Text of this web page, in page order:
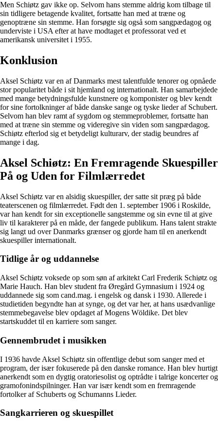
Men Schiøtz gav ikke op. Selvom hans stemme aldrig kom tilbage til
sin tidligere betagende kvalitet, fortsatte han med at træne og
genoptræne sin stemme. Han forsøgte sig også som sangpædagog og
underviste i USA efter at have modtaget et professorat ved et
amerikansk universitet i 1955.
Konklusion
Aksel Schiøtz var en af ​​Danmarks mest talentfulde tenorer og opnåede
stor popularitet både i sit hjemland og internationalt. Han samarbejdede
med mange betydningsfulde kunstnere og komponister og blev kendt
for sine fortolkninger af både danske sange og tyske lieder af Schubert.
Selvom han blev ramt af sygdom og stemmeproblemer, fortsatte han
med at træne sin stemme og videregive sin viden som sangpædagog.
Schiøtz efterlod sig et betydeligt kulturarv, der stadig beundres af
mange i dag.
Aksel Schiøtz: En Fremragende Skuespiller
På og Uden for Filmlærredet
Aksel Schiøtz var en alsidig skuespiller, der satte sit præg på både
teaterscenen og filmlærredet. Født den 1. september 1906 i Roskilde,
var han kendt for sin exceptionelle sangstemme og sin evne til at give
liv til karakterer på en måde, der fangede publikum. Hans talent strakte
sig langt ud over Danmarks grænser og gjorde ham til en anerkendt
skuespiller internationalt.
Tidlige år og uddannelse
Aksel Schiøtz voksede op som søn af arkitekt Carl Frederik Schiøtz og
Marie Hauch. Han blev student fra Øregård Gymnasium i 1924 og
uddannede sig som cand.mag. i engelsk og dansk i 1930. Allerede i
studietiden begyndte han at synge, og det var her, at hans usædvanlige
stemmebegavelse blev opdaget af Mogens Wöldike. Det blev
startskuddet til en karriere som sanger.
Gennembrudet i musikken
I 1936 havde Aksel Schiøtz sin offentlige debut som sanger med et
program, der især fokuserede på den danske romance. Han blev hurtigt
anerkendt som en dygtig oratoriesolist og optrådte i talrige koncerter og
gramofonindspilninger. Han var især kendt som en fremragende
fortolker af Schuberts og Schumanns Lieder.
Sangkarrieren og skuespillet